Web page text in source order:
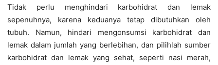
Tidak perlu menghindari karbohidrat dan lemak
sepenuhnya, karena keduanya tetap dibutuhkan oleh
tubuh. Namun, hindari mengonsumsi karbohidrat dan
lemak dalam jumlah yang berlebihan, dan pilihlah sumber
karbohidrat dan lemak yang sehat, seperti nasi merah,